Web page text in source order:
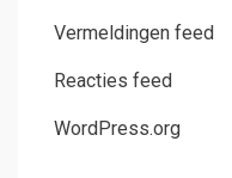
Vermeldingen feed
Reacties feed
WordPress.org